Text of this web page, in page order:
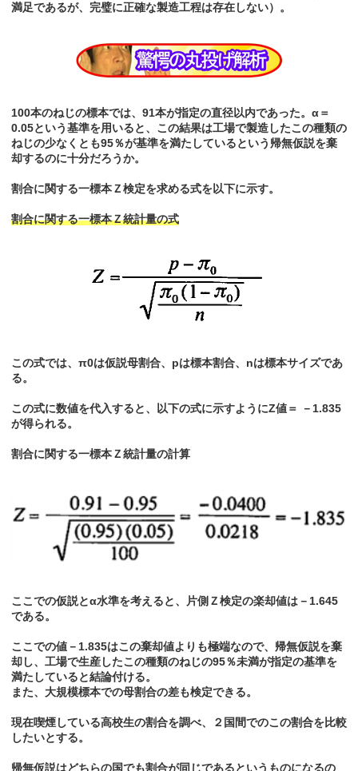
満足であるが、完璧に正確な製造工程は存在しない）。
100本のねじの標本では、91本が指定の直径以内であった。α＝
0.05という基準を用いると、この結果は工場で製造したこの種類の
ねじの少なくとも95％が基準を満たしているという帰無仮説を棄
却するのに十分だろうか。
割合に関する一標本Ｚ検定を求める式を以下に示す。
割合に関する一標本Ｚ統計量の式
この式では、π0は仮説母割合、pは標本割合、nは標本サイズであ
る。
この式に数値を代入すると、以下の式に示すようにZ値＝ －1.835
が得られる。
割合に関する一標本Ｚ統計量の計算
ここでの仮説とα水準を考えると、片側Ｚ検定の楽却値は－1.645
である。
ここでの値－1.835はこの棄却値よりも極端なので、帰無仮説を棄
却し、工場で生産したこの種類のねじの95％未満が指定の基準を
満たしていると結論付ける。
また、大規模標本での母割合の差も検定できる。
現在喫煙している高校生の割合を調べ、２国間でのこの割合を比較
したいとする。
帰無仮説はどちらの国でも割合が同じであるというものになるの